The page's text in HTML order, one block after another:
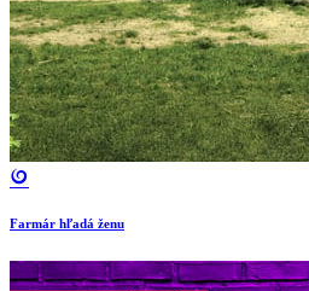
Farmár hľadá ženu